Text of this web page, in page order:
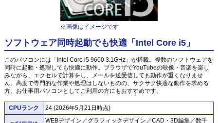
※画像はイメージです
ソフトウェア同時起動でも快適「Intel Core i5」
このパソコンには「Intel Core i5 9600 3.1GHz」が搭載。複数のソフトウェアを
同時に起動・処理しても快適に動作。ブラウザでYouTubeの映像・音楽を楽し
みながら、エクセルで計算をし、メールを送受信しても動作が重くなりませ
ん。高度で専門的な作業や処理はしないものの、サクサク快適な動作を求める
方、お仕事用パソコンとしてご利用の方にもおすすめです。
CPUランク 24 (2026年5月21日時点)
WEBデザイン／グラフィックデザイン／CAD・3D編集／数千